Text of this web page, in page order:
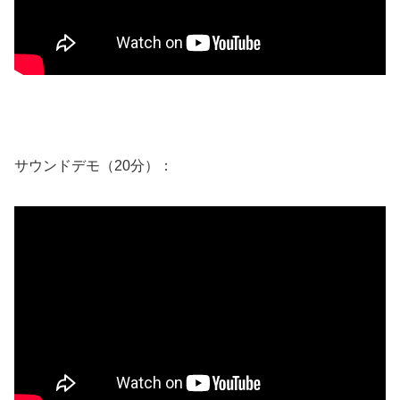
サウンドデモ（20分）：